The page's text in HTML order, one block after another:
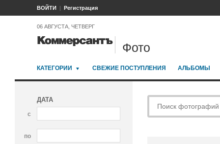
ВОЙТИ Регистрация
06 АВГУСТА, ЧЕТВЕРГ
Фото
КАТЕГОРИИ СВЕЖИЕ ПОСТУПЛЕНИЯ АЛЬБОМЫ
ДАТА
с
по